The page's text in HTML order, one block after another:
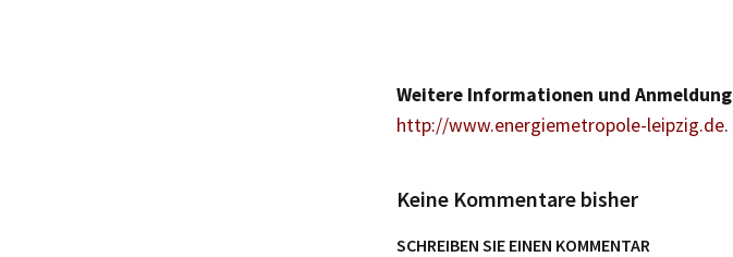
Weitere Informationen und
http://www.energiemetropole-leipzig.de.
Keine Kommentare bisher
SCHREIBEN SIE EINEN KOMMENTAR